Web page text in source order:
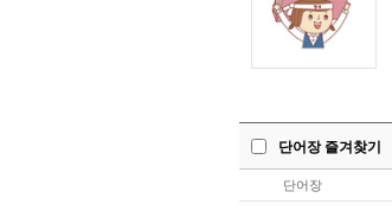
단어장 즐겨찾기
단어장